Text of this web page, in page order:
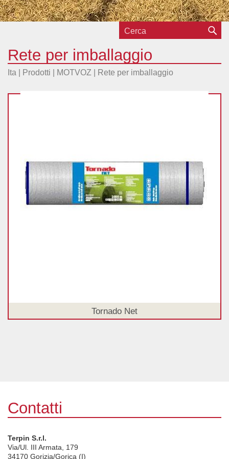
Rete per imballaggio
Ita | Prodotti MOTVOZ Rete per imballaggio
Tornado Net
Contatti
Terpin S.r.l.
Via/Ul. III Armata, 179
34170 Gorizia/Gorica (I)